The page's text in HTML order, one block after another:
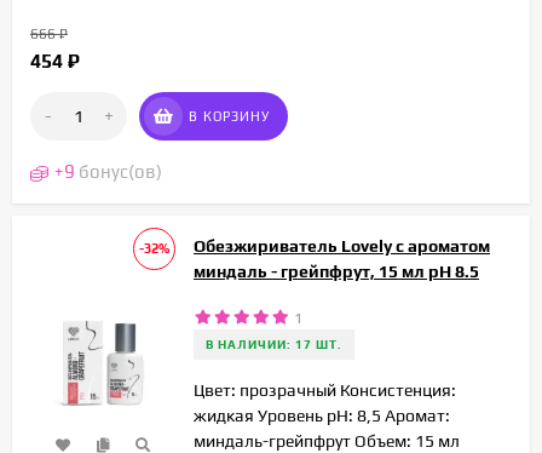
666₽
454 ₽
- + В КОРЗИНУ
+9 бонус(ов)
-32%
Обезжириватель Lovely с ароматом
миндаль - грейпфрут, 15 мл pH 8.5
1
В НАЛИЧИИ: 17 ШТ.
Цвет: прозрачный Консистенция:
жидкая Уровень pH: 8,5 Аромат:
миндаль-грейпфрут Объем: 15 мл